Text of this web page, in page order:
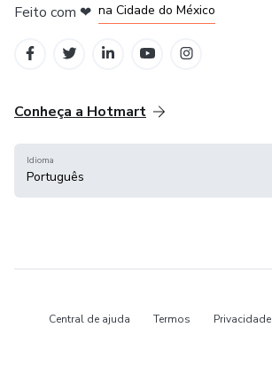
Feito com ❤ na Cidade do México
Conheça a Hotmart
Idioma
Português
Central de ajuda Termos Privacidade